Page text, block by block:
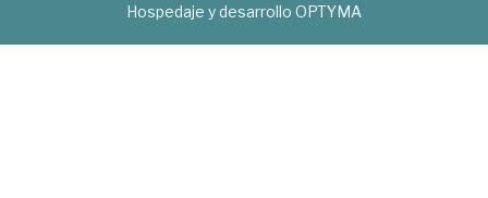
Hospedaje y desarrollo OPTYMA